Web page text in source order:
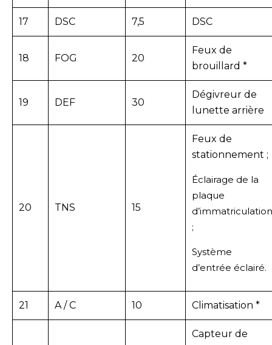
17 DSC 7,5 DSC
18 FOG 20
Feux de
brouillard *
19 DEF 30
Dégivreur de
lunette arrière
20 TNS 15
Feux de
stationnement ;
Éclairage de la
plaque
d’immatriculation
;
Système
d’entrée éclairé.
21 A / C 10 Climatisation *
Capteur de